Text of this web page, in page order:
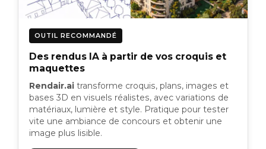
OUTIL RECOMMANDÉ
Des rendus IA à partir de vos croquis et
maquettes
Rendair.aitransforme croquis, plans, images et
bases 3D en visuels réalistes, avec variations de
matériaux, lumière et style. Pratique pour tester
vite une ambiance de concours et obtenir une
image plus lisible.